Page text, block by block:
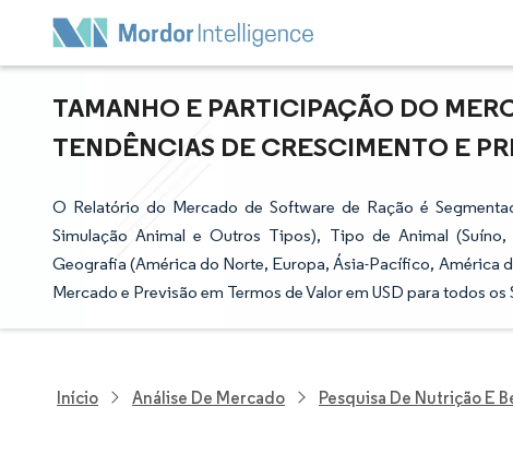
TAMANHO E PARTICIPAÇÃO DO
TENDÊNCIAS DE CRESCIMENTO E
O Relatório do Mercado de Software de Ração é
Simulação Animal e Outros Tipos), Tipo de Animal
Geografia (América do Norte, Europa, Ásia-Pacífico, América
Mercado e Previsão em Termos de Valor em USD para todos os
Início Análise De Mercado Pesquisa De Nutrição E